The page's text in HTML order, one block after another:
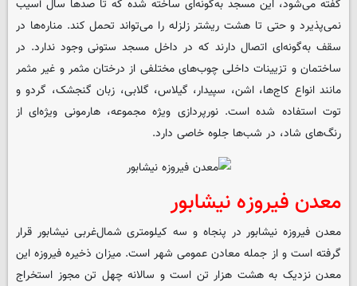
گفته می‌شود، این مسجد به‌گونه‌ای ساخته شده که تا صدها سال آسیب
نمی‌پذیرد و حتی تا هشت ریشتر زلزله را می‌تواند تحمل کند. مناره‌ها در
سقف به‌گونه‌ای اتصال دارند که در داخل مسجد ستونی وجود ندارد. در
ساختمان و تزیینات داخلی چوب‌های مختلفی از درختان مثمر و غیر مثمر
مانند انواع کاج‌ها، اشن، سپیدار، گیلاس، گلابی، زبان گنجشک، گردو و
توت استفاده شده است. نورپردازی ویژه مجموعه، هارمونی ویژه‌ای از
رنگ‌های شاد، در شب‌ها جلوه خاصی دارد.
معدن فیروزه نیشابور
معدن فیروزه نیشابور در پنجاه و سه کیلومتری شمال‌غربی نیشابور قرار
گرفته است و از جمله معادن عمومی شهر است. میزان ذخیره فیروزه این
معدن نزدیک به هشت هزار تن است و سالانه چهل تن مجوز استخراج